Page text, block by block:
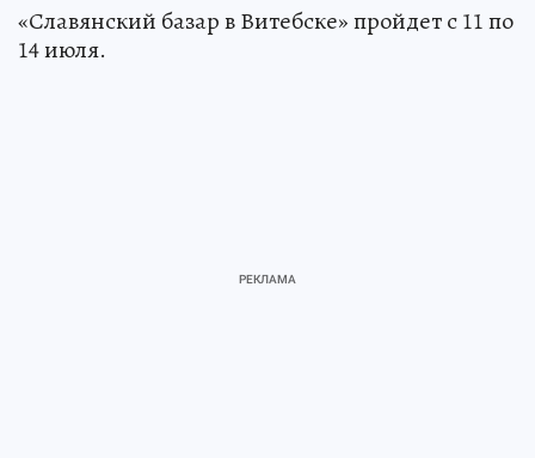
«Славянский базар в Витебске» пройдет с 11 по
14 июля.